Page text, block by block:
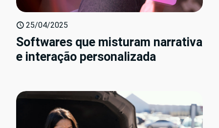
25/04/2025
Softwares que misturam narrativa
e interação personalizada